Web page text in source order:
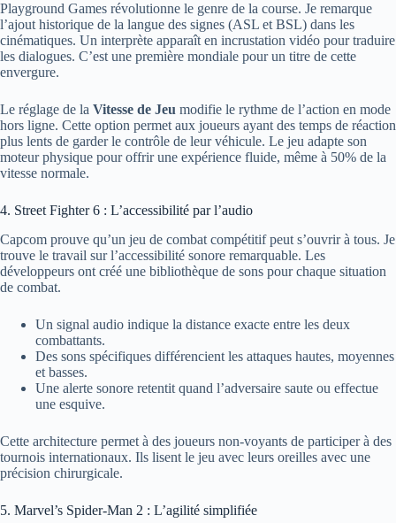
Playground Games révolutionne le genre de la course. Je remarque
l’ajout historique de la langue des signes (ASL et BSL) dans les
cinématiques. Un interprète apparaît en incrustation vidéo pour traduire
les dialogues. C’est une première mondiale pour un titre de cette
envergure.
Le réglage de la Vitesse de Jeu modifie le rythme de l’action en mode
hors ligne. Cette option permet aux joueurs ayant des temps de réaction
plus lents de garder le contrôle de leur véhicule. Le jeu adapte son
moteur physique pour offrir une expérience fluide, même à 50% de la
vitesse normale.
4. Street Fighter 6 : L’accessibilité par l’audio
Capcom prouve qu’un jeu de combat compétitif peut s’ouvrir à tous. Je
trouve le travail sur l’accessibilité sonore remarquable. Les
développeurs ont créé une bibliothèque de sons pour chaque situation
de combat.
Un signal audio indique la distance exacte entre les deux
combattants.
Des sons spécifiques différencient les attaques hautes, moyennes
et basses.
Une alerte sonore retentit quand l’adversaire saute ou effectue
une esquive.
Cette architecture permet à des joueurs non-voyants de participer à des
tournois internationaux. Ils lisent le jeu avec leurs oreilles avec une
précision chirurgicale.
5. Marvel’s Spider-Man 2 : L’agilité simplifiée